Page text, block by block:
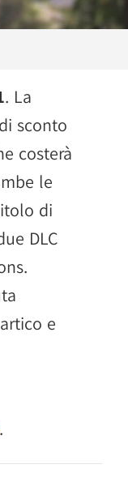
. La
sconto
costerà
le
di
DLC
e
.